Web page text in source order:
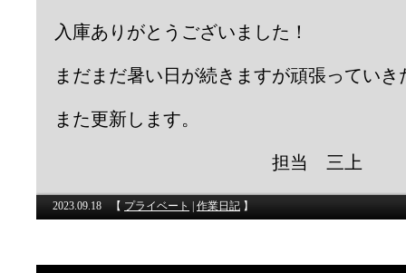
入庫ありがとうございました！
まだまだ暑い日が続きますが頑張っていき
また更新します。
担当 三上
2023.09.18 【 プライベート 作業日記 】